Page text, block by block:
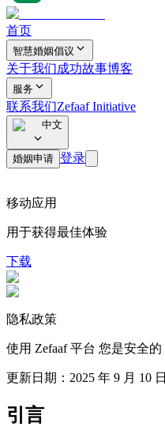
首页
智慧婚姻倡议
关于我们成功故事博客
服务
联系我们Zefaaf Initiative
中文
婚姻申请 登录
移动应用
用于获得最佳体验
下载
隐私政策
使用 Zefaaf 平台 您是安全的
更新日期：2025 年 9 月 10 日
引言